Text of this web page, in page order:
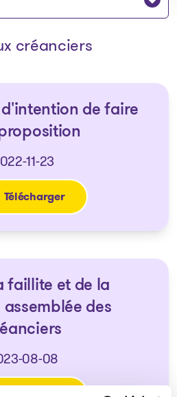
créanciers
d'intention de faire
11-23
Télécharger
: Avis de l'avis d'intention de
faillite et de la
des
08-08